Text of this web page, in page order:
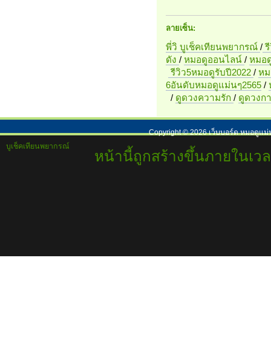
ลายเซ็น:
พี่วิ บูเช็คเทียนพยากรณ์ /รี
ดัง / หมอดูออนไลน์ / หมอ
รีวิว5หมอดูรับปี2022 / ห
6อันดับหมอดูแม่นๆ2565/
/ ดูดวงความรัก / ดูดวงก
Copyright ©2026เว็บบอร์ด หมอดูแม่
บูเช็คเทียนพยากรณ์
หน้านี้ถูกสร้างขึ้นภายในเว